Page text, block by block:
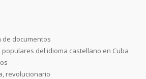
de documentos
del idioma castellano en Cuba
revolucionario